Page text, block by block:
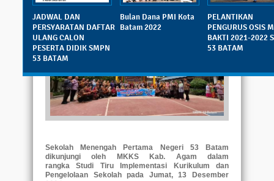
JADWAL DAN
PERSYARATAN DAFTAR
ULANG CALON
PESERTA DIDIK SMPN
53 BATAM
Bulan Dana PMI Kota
Batam 2022
PELANTIKAN
PENGURUS OSIS
BAKTI 2021-2022
53 BATAM
Sabtu, 14 Desember 2024 - 10:06:07 WIB |
Dibaca: 513 pembaca
Sekolah Menengah Pertama Negeri 53 Batam
dikunjungi oleh MKKS Kab. Agam dalam
rangka Studi Tiru Implementasi Kurikulum dan
Pengelolaan Sekolah pada Jumat, 13 Desember